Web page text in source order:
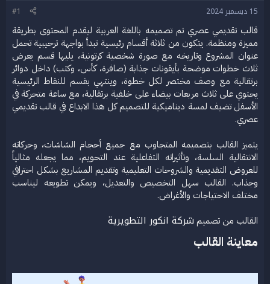
ع
ء
15 ديسمبر 2024
#1
قالب تقديمي عصري تم تصميمه باللغة العربية ليقدم المحتوى بطريقة
مميزة ومنظمة. يتكون من ثلاثة أقسام رئيسية تبدأ بواجهة ترحيبية تحمل
عنوان المشروع وتاريخه مع صورة شخصية كرتونية، يليها قسم يعرض
ثلاث خطوات موضحة بأيقونات جذابة (صافرة، كأس، وكتب) داخل دوائر
برتقالية مع وصف مختصر لكل خطوة، وينتهي بقسم للنقاط الرئيسية
يحتوي على ثلاث مربعات بيضاء على خلفية برتقالية، مع ساعة متحركة في
الأسفل تضيف لمسة ديناميكية للتصميم كل هذا الابداع في قالب تقديمي
عصري.
يتميز القالب بتصميمه المتجاوب مع جميع أحجام الشاشات، وحركاته
الانتقالية السلسة، وتأثيراته التفاعلية عند التحويم، مما يجعله مثالياً
للعروض التقديمية والشروحات التعليمية وتقديم المشاريع بشكل احترافي
وجذاب. القالب سهل التخصيص والتعديل، ويمكن تطويعه ليناسب
مختلف الاحتياجات والأغراض.
القالب من تصميم شركة انكور التطويرية
معاينة القالب​